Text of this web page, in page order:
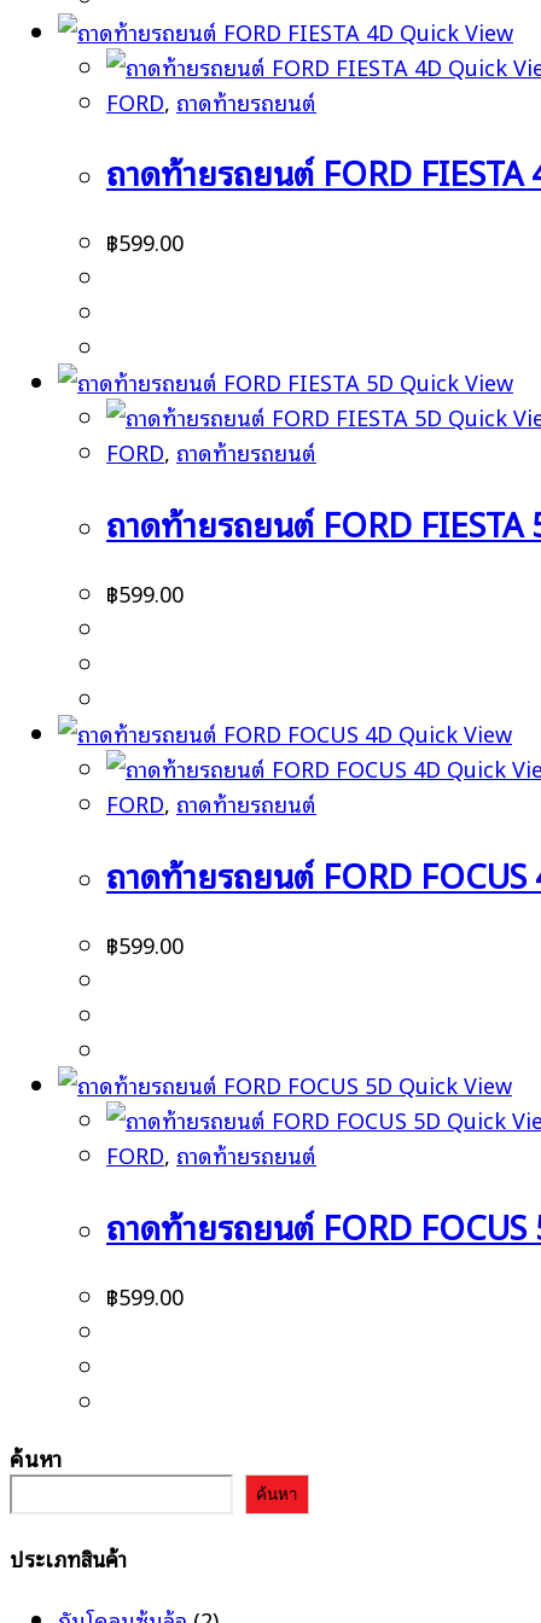
Quick View
Quick
FORD, ถาดท้ายรถยนต์
ถาดท้ายรถยนต์ FORD FIESTA
฿599.00
Quick View
Quick
FORD, ถาดท้ายรถยนต์
ถาดท้ายรถยนต์ FORD FIESTA
฿599.00
Quick View
Quick
FORD, ถาดท้ายรถยนต์
ถาดท้ายรถยนต์ FORD FOCUS
฿599.00
Quick View
Quick
FORD, ถาดท้ายรถยนต์
ถาดท้ายรถยนต์ FORD FOCUS
฿599.00
ค้นหา
ค้นหา
ประเภทสินค้า